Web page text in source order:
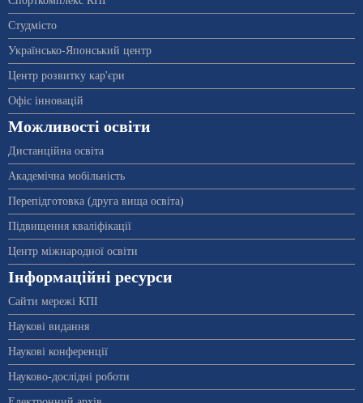
Студмісто
Українсько-Японський центр
Центр розвитку кар'єри
Офіс інновацій
Можливості освіти
Дистанційна освіта
Академічна мобільність
Перепідготовка (друга вища освіта)
Підвищення кваліфікації
Центр міжнародної освіти
Інформаційні ресурси
Сайти мережі КПІ
Наукові видання
Наукові конференції
Науково-дослідні роботи